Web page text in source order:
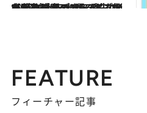
2025.4.5
【髪のパサつき・毛先の広がり】春の“あるある悩み”解決ヘア12選《こなれた印象のミディアム、“きちんと感”を出せるボブほか》
ビューティ＆ヘルス
FEATURE
フィーチャー記事